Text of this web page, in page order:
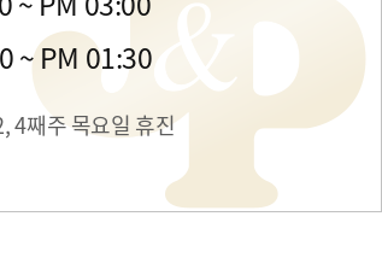
~ PM 01:30
4째주 목요일 휴진